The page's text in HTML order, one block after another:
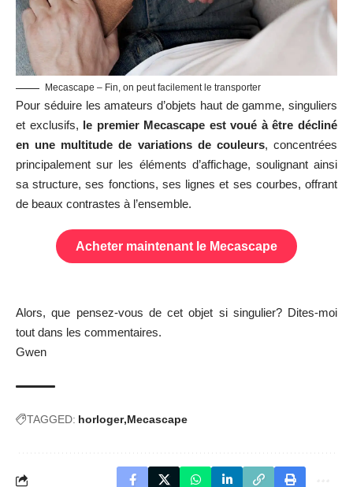
Mecascape – Fin, on peut facilement le transporter
Pour séduire les amateurs d’objets haut de gamme, singuliers
et exclusifs, le premier Mecascape est voué à être décliné
en une multitude de variations de couleurs, concentrées
principalement sur les éléments d’affichage, soulignant ainsi
sa structure, ses fonctions, ses lignes et ses courbes, offrant
de beaux contrastes à l’ensemble.
Acheter maintenant le Mecascape
Alors, que pensez-vous de cet objet si singulier? Dites-moi
tout dans les commentaires.
Gwen
TAGGED: horloger Mecascape